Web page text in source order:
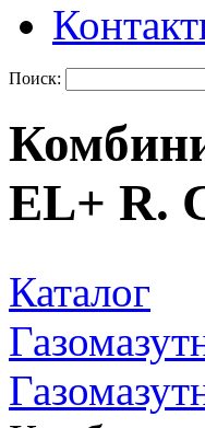
Поиск:
EL+ R.
Каталог